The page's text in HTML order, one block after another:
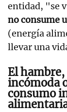
entidad, "se
no consume
(energía
llevar una
El
incómoda
consumo